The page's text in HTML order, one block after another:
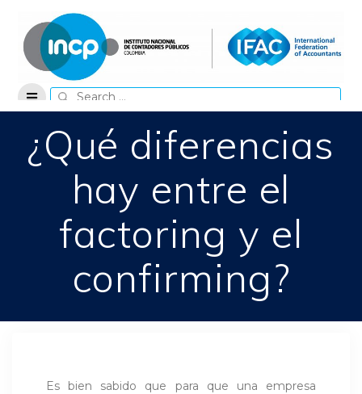
content
Search
for:
¿Qué diferencias
hay entre el
factoring y el
confirming?
Es bien sabido que para que una empresa